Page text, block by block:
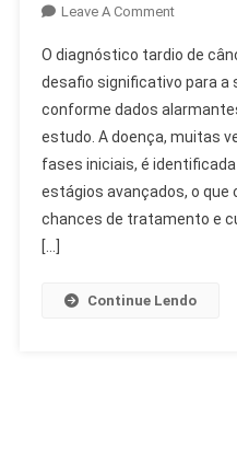
Leave A CommentOn
Tardio
De
Câncer
De
Pulmão
Preocupa
O diagnóstico tardio de
desafio significativo para a
conforme dados
estudo. A doença, muitas
fases iniciais, é
estágios avançados, o
chances de tratamento e
[…]
Continue Lendo